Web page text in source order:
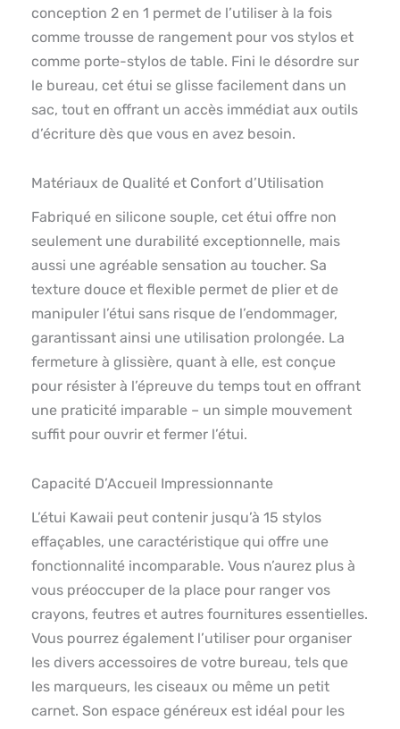
conception 2 en 1 permet de l’utiliser à la fois
comme trousse de rangement pour vos stylos et
comme porte-stylos de table. Fini le désordre sur
le bureau, cet étui se glisse facilement dans un
sac, tout en offrant un accès immédiat aux outils
d’écriture dès que vous en avez besoin.
Matériaux de Qualité et Confort d’Utilisation
Fabriqué en silicone souple, cet étui offre non
seulement une durabilité exceptionnelle, mais
aussi une agréable sensation au toucher. Sa
texture douce et flexible permet de plier et de
manipuler l’étui sans risque de l’endommager,
garantissant ainsi une utilisation prolongée. La
fermeture à glissière, quant à elle, est conçue
pour résister à l’épreuve du temps tout en offrant
une praticité imparable – un simple mouvement
suffit pour ouvrir et fermer l’étui.
Capacité D’Accueil Impressionnante
L’étui Kawaii peut contenir jusqu’à 15 stylos
effaçables, une caractéristique qui offre une
fonctionnalité incomparable. Vous n’aurez plus à
vous préoccuper de la place pour ranger vos
crayons, feutres et autres fournitures essentielles.
Vous pourrez également l’utiliser pour organiser
les divers accessoires de votre bureau, tels que
les marqueurs, les ciseaux ou même un petit
carnet. Son espace généreux est idéal pour les